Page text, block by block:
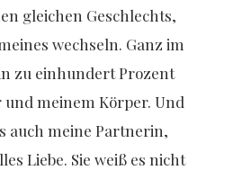
gleichen Geschlechts,
wechseln. Ganz im
zu einhundert Prozent
meinem Körper. Und
auch meine Partnerin,
Liebe. Sie weiß es nicht